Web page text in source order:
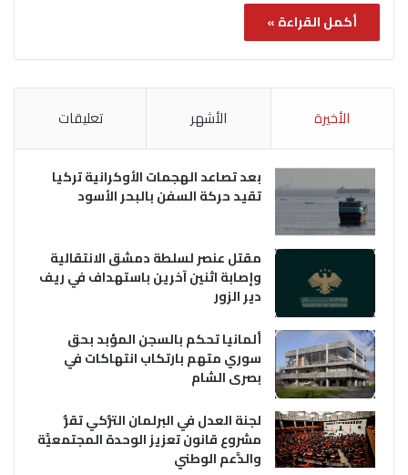
أكمل القراءة »
الأخيرة الأشهر تعليقات
بعد تصاعد الهجمات الأوكرانية تركيا
تقيد حركة السفن بالبحر الأسود
مقتل عنصر لسلطة دمشق الانتقالية
وإصابة اثنين آخرين باستهداف في ريف
دير الزور
ألمانيا تحكم بالسجن المؤبد بحق
سوري متهم بارتكاب انتهاكات في
بصرى الشام
لجنة العدل في البرلمان التُّركي تقرُّ
مشروع قانون تعزيز الوحدة المجتمعيَّة
والدَّعم الوطني